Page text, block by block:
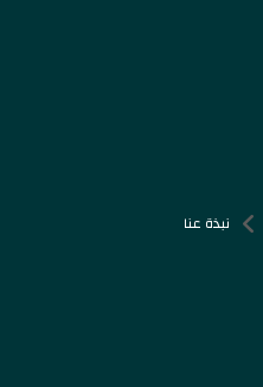
نبذة عنا